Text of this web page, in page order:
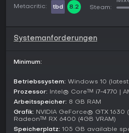
PC.
Spieler in einer gemeinsamen
kooperative Heists für Team-
PvP-Szenarien wie Capture-the-
und Car-Meetups bieten Raum für
Business-Management den Aufbau
Updates and Current State
Grand Theft Auto V Enhanced
Metacritic: tbd 8.2 Steam:
Systemanforderungen
Minimum:
Betriebssystem: Windows 10
Prozessor: Intel® Core™ i7-4770 |
Arbeitsspeicher: 8 GB RAM
Grafik: NVIDIA GeForce® GTX 1630
Radeon™ RX 6400 (4GB VRAM)
Speicherplatz: 105 GB available